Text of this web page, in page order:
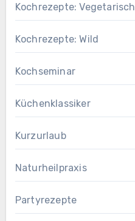
Kochrezepte: Vegetarisch
Kochrezepte: Wild
Kochseminar
Küchenklassiker
Kurzurlaub
Naturheilpraxis
Partyrezepte